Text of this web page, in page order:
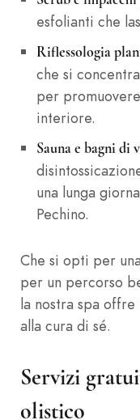
esfolianti che
Riflessologia
che si
per
interiore.
Sauna e bagni di
una lunga
Pechino.
Che si opti per
per un percorso
la nostra spa
alla cura di sé.
Servizi
olistico